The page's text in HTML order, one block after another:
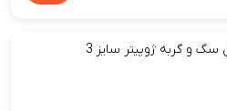
و گربه ژوپیتر سایز 3